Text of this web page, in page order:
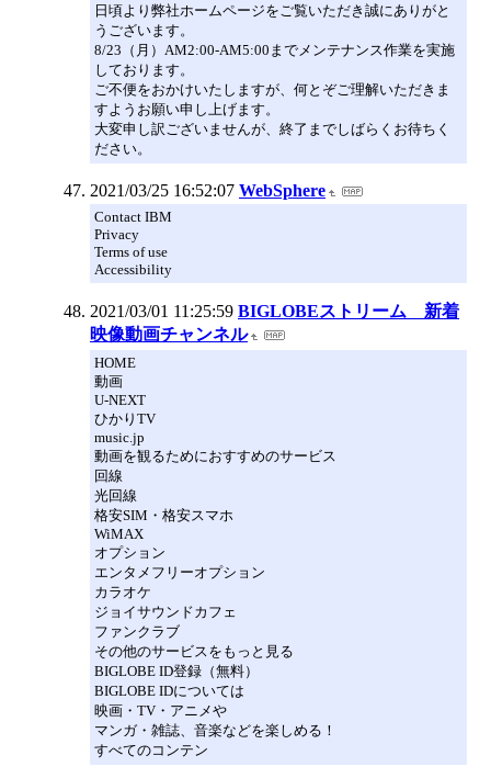
日頃より弊社ホームページをご覧いただき誠にありがと
うございます。
8/23（月）AM2:00-AM5:00までメンテナンス作業を実施
しております。
ご不便をおかけいたしますが、何とぞご理解いただきま
すようお願い申し上げます。
大変申し訳ございませんが、終了までしばらくお待ちく
ださい。
2021/03/25 16:52:07 WebSphere
Contact IBM
Privacy
Terms of use
Accessibility
2021/03/01 11:25:59 BIGLOBEストリーム 新着
映像動画チャンネル
HOME
動画
U-NEXT
ひかりTV
music.jp
動画を観るためにおすすめのサービス
回線
光回線
格安SIM・格安スマホ
WiMAX
オプション
エンタメフリーオプション
カラオケ
ジョイサウンドカフェ
ファンクラブ
その他のサービスをもっと見る
BIGLOBE ID登録（無料）
BIGLOBE IDについては
映画・TV・アニメや
マンガ・雑誌、音楽などを楽しめる！
すべてのコンテン